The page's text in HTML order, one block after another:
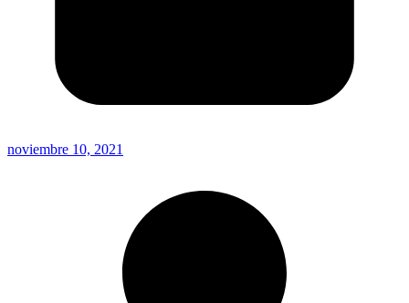
noviembre 10, 2021